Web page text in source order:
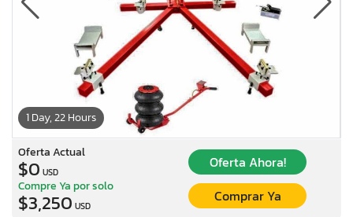
1 Day, 22 Hours
Oferta Actual
$0 USD
Oferta Ahora!
Compre Ya por solo
$3,250 USD
Comprar Ya